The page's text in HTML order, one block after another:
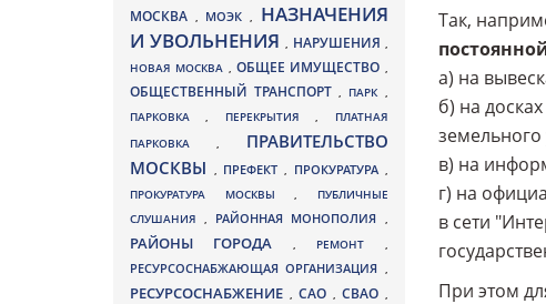
Так,
а) на
б) на
в) на
г) на
в сети
При этом
МОСКВА , МОЭК ,
НАЗНАЧЕНИЯ
И УВОЛЬНЕНИЯ , НАРУШЕНИЯ ,
НОВАЯ МОСКВА , ОБЩЕЕ ИМУЩЕСТВО ,
ОБЩЕСТВЕННЫЙ ТРАНСПОРТ, ПАРК ,
ПАРКОВКА, ПЕРЕКРЫТИЯ,
ПЛАТНАЯ
ПАРКОВКА ,
ПРАВИТЕЛЬСТВО
МОСКВЫ , ПРЕФЕКТ, ПРОКУРАТУРА ,
ПРОКУРАТУРА МОСКВЫ ,
ПУБЛИЧНЫЕ
СЛУШАНИЯ, РАЙОННАЯ МОНОПОЛИЯ ,
РАЙОНЫ ГОРОДА , РЕМОНТ ,
РЕСУРСОСНАБЖАЮЩАЯ ОРГАНИЗАЦИЯ ,
РЕСУРСОСНАБЖЕНИЕ , САО , СВАО ,